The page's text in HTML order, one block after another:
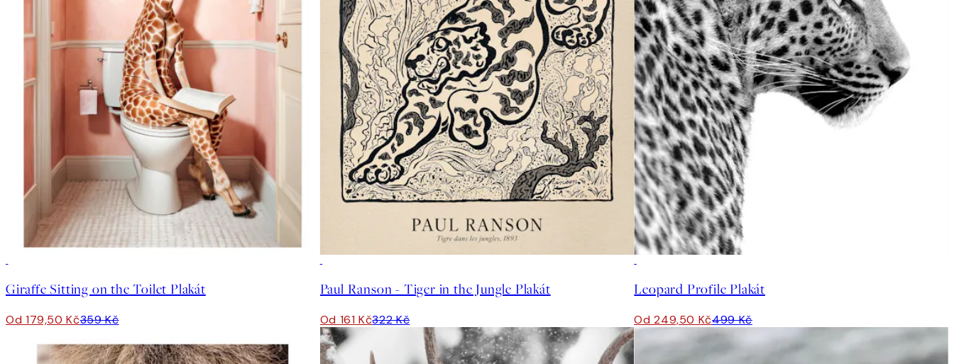
Giraffe Sitting on the Toilet Plakát
Od 179,50 Kč359 Kč
Paul Ranson - Tiger in the Jungle Plakát
Od 161 Kč322 Kč
Leopard Profile Plakát
Od 249,50 Kč499 Kč